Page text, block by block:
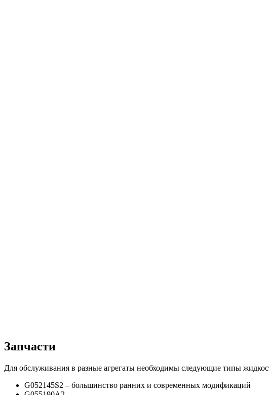
Запчасти
Для обслуживания в разные агрегаты необходимы следующие типы
G052145S2 – большинство ранних и современных модификаций